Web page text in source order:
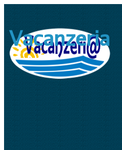
Vacanzeria